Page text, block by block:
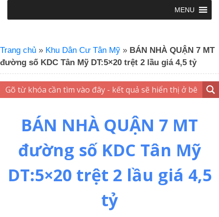
MENU
Trang chủ » Khu Dân Cư Tân Mỹ » BÁN NHÀ QUẬN 7 MT
đường số KDC Tân Mỹ DT:5×20 trệt 2 lầu giá 4,5 tỷ
BÁN NHÀ QUẬN 7 MT
đường số KDC Tân Mỹ
DT:5×20 trệt 2 lầu giá 4,5
tỷ